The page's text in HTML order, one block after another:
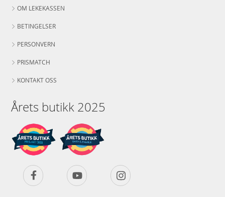
OM LEKEKASSEN
BETINGELSER
PERSONVERN
PRISMATCH
KONTAKT OSS
Årets butikk 2025